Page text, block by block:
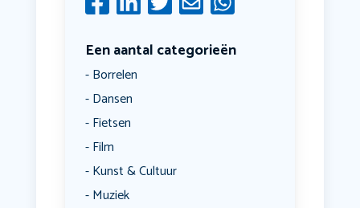
Een aantal categorieën
Borrelen
Dansen
Fietsen
Film
Kunst & Cultuur
Muziek